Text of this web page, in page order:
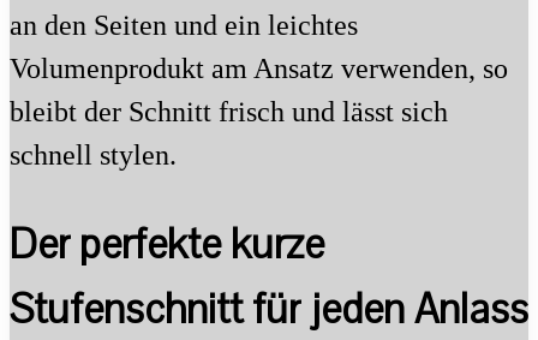
an den Seiten und ein leichtes
Volumenprodukt am Ansatz verwenden, so
bleibt der Schnitt frisch und lässt sich
schnell stylen.
Der perfekte kurze
Stufenschnitt für jeden Anlass